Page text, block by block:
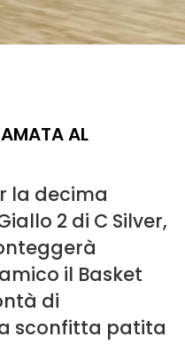
AL
la decima
2 di C Silver,
il Basket
di
sconfitta patita